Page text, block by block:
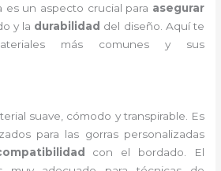
es un aspecto crucial para asegurar
y la durabilidad del diseño. Aquí te
más comunes y sus
suave, cómodo y transpirable. Es
para las gorras personalizadas
con el bordado. El